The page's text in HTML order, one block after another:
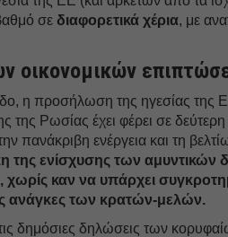
σεδιαφορετικά χέρια, με
οικονομικών
η προσήλωση της ηγεσίας της
της Ρωσίας έχει φέρει σε
πανάκριβη ενέργεια και τη
της ενίσχυσης των αμυντικών
χωρίς καν να υπάρχει
ανάγκες των κρατών-μελών.
δημόσιες δηλώσεις των